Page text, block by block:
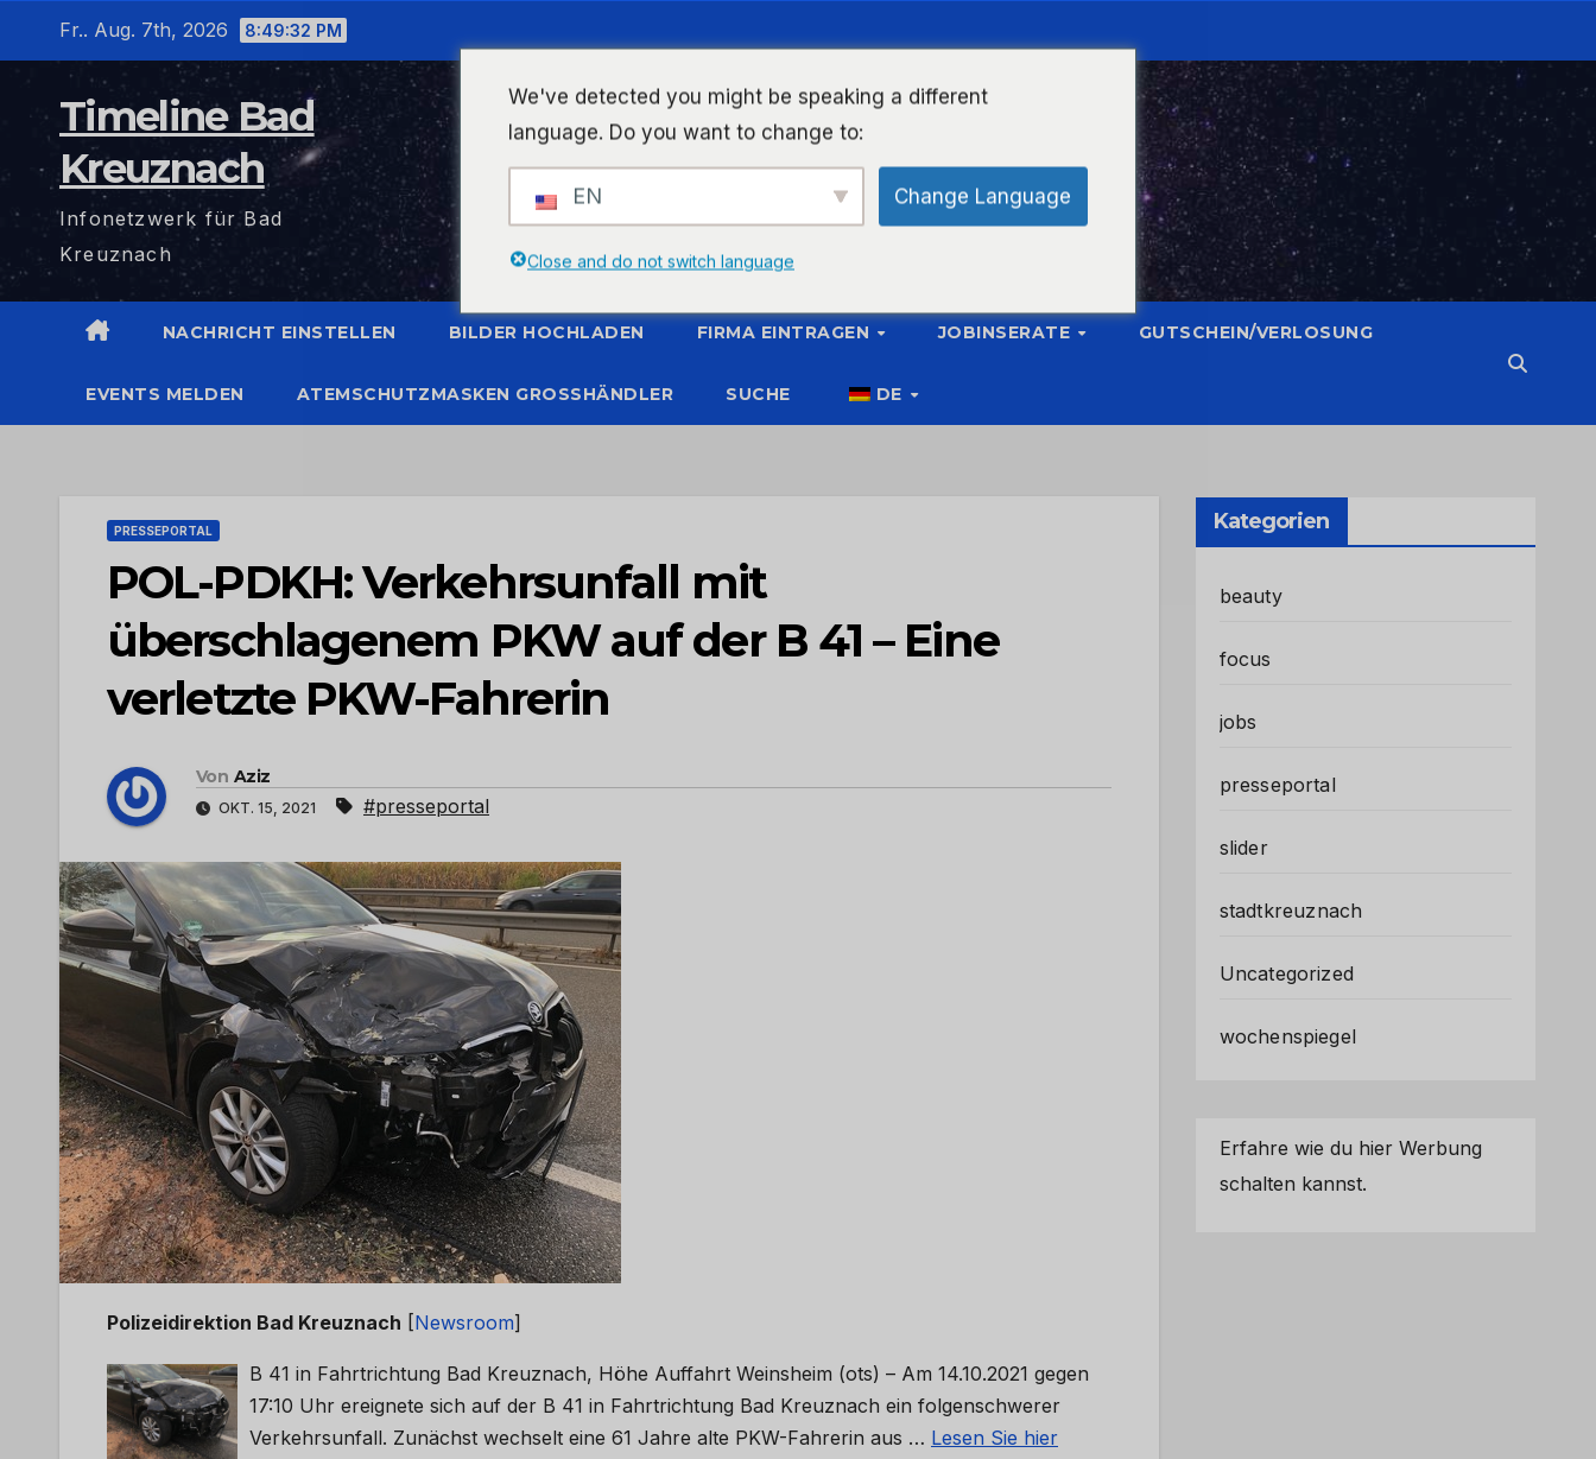
Fr.. Aug. 7th, 2026 8:49:33 PM
Timeline Bad
Kreuznach
Infonetzwerk für Bad
Kreuznach
NACHRICHT EINSTELLEN BILDER HOCHLADEN FIRMA EINTRAGEN JOBINSERATE GUTSCHEIN/VERLOSUNG
EVENTS MELDEN ATEMSCHUTZMASKEN GROSSHÄNDLER SUCHE DE
PRESSEPORTAL
POL-PDKH: Verkehrsunfall mit
überschlagenem PKW auf der B 41 – Eine
verletzte PKW-Fahrerin
Von Aziz
OKT. 15, 2021 #presseportal
Polizeidirektion Bad Kreuznach [Newsroom]
B 41 in Fahrtrichtung Bad Kreuznach, Höhe Auffahrt Weinsheim (ots) – Am 14.10.2021 gegen
17:10 Uhr ereignete sich auf der B 41 in Fahrtrichtung Bad Kreuznach ein folgenschwerer
Verkehrsunfall. Zunächst wechselt eine 61 Jahre alte PKW-Fahrerin aus … Lesen Sie hier
Kategorien
beauty
focus
jobs
presseportal
slider
stadtkreuznach
Uncategorized
wochenspiegel
Erfahre wie du hier Werbung
schalten kannst.
We've detected you might be speaking a different
language. Do you want to change to:
EN Change Language
Close and do not switch language